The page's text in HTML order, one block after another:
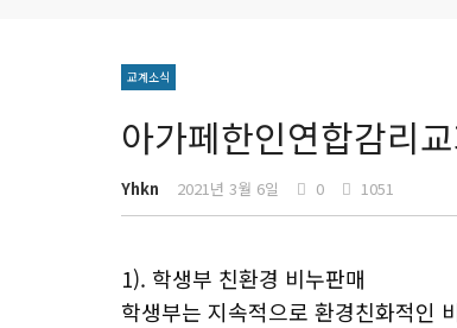
교계소식
아가페한인연합감리
Yhkn 2021년 3월 6일 0 1051
1). 학생부 친환경 비누판매
학생부는 지속적으로 환경친화적인